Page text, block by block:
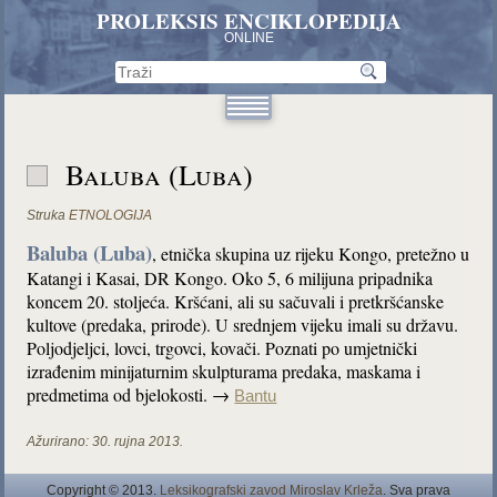
PROLEKSIS ENCIKLOPEDIJA
ONLINE
Baluba (Luba)
Struka ETNOLOGIJA
Baluba (Luba), etnička skupina uz rijeku Kongo, pretežno u
Katangi i Kasai, DR Kongo. Oko 5, 6 milijuna pripadnika
koncem 20. stoljeća. Kršćani, ali su sačuvali i pretkršćanske
kultove (predaka, prirode). U srednjem vijeku imali su državu.
Poljodjeljci, lovci, trgovci, kovači. Poznati po umjetnički
izrađenim minijaturnim skulpturama predaka, maskama i
predmetima od bjelokosti. → Bantu
Ažurirano: 30. rujna 2013.
Copyright © 2013. Leksikografski zavod Miroslav Krleža. Sva prava